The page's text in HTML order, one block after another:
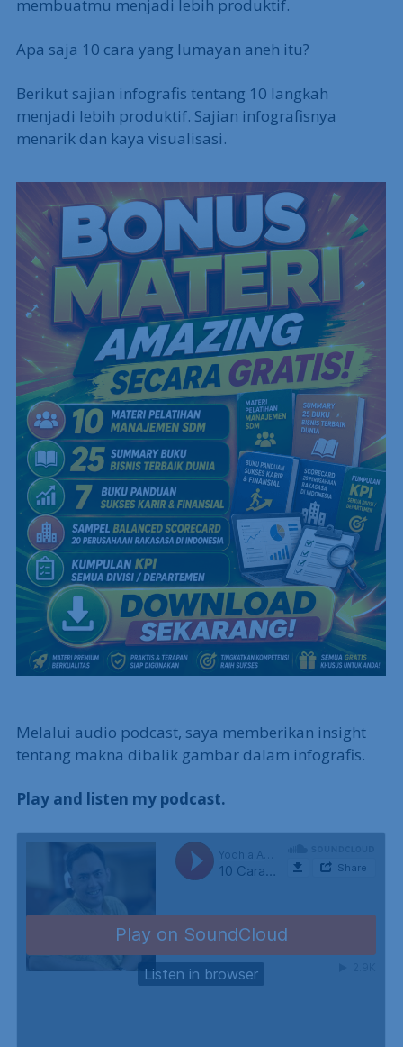
membuatmu menjadi lebih produktif.
Apa saja 10 cara yang lumayan aneh itu?
Berikut sajian infografis tentang 10 langkah
menjadi lebih produktif. Sajian infografisnya
menarik dan kaya visualisasi.
Melalui audio podcast, saya memberikan insight
tentang makna dibalik gambar dalam infografis.
Play and listen my podcast.